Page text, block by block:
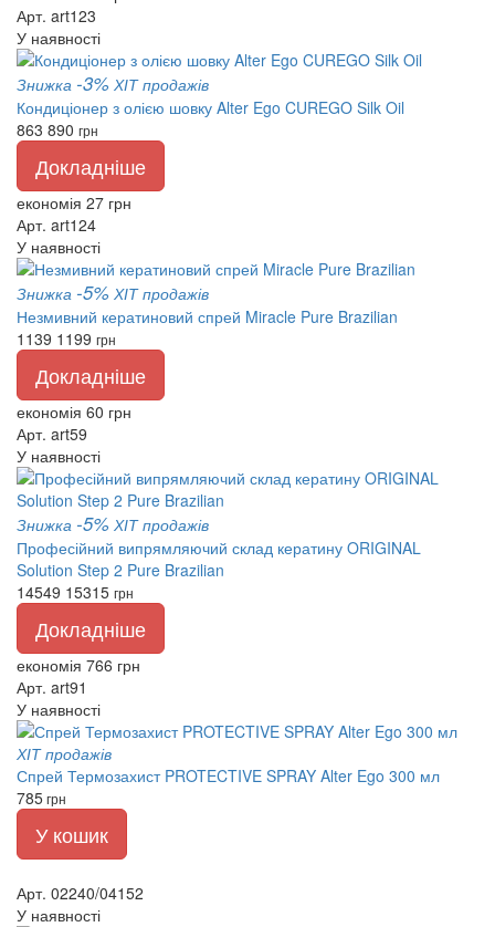
Арт. art123
У наявності
Знижка -3% ХІТ продажів
Кондиціонер з олією шовку Alter Ego CUREGO Silk Oil
863 890 грн
Докладніше
економія 27 грн
Арт. art124
У наявності
Знижка -5% ХІТ продажів
Незмивний кератиновий спрей Miracle Pure Brazilian
1139 1199 грн
Докладніше
економія 60 грн
Арт. art59
У наявності
Знижка -5% ХІТ продажів
Професійний випрямляючий склад кератину ORIGINAL
Solution Step 2 Pure Brazilian
14549 15315 грн
Докладніше
економія 766 грн
Арт. art91
У наявності
ХІТ продажів
Спрей Термозахист PROTECTIVE SPRAY Alter Ego 300 мл
785грн
У кошик
Арт. 02240/04152
У наявності